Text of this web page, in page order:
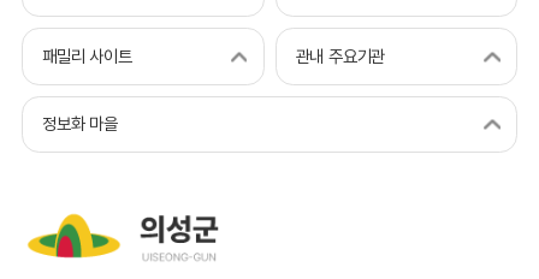
패밀리 사이트 관내 주요기관
정보화 마을